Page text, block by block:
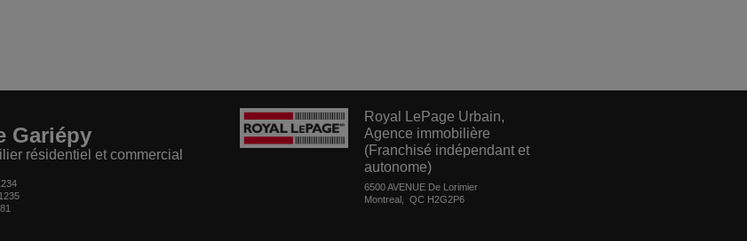
Gariépy
résidentiel et commercial
Royal LePage Urbain,
Agence immobilière
(Franchisé indépendant et
autonome)
6500 AVENUE De Lorimier
Montreal, QC H2G2P6